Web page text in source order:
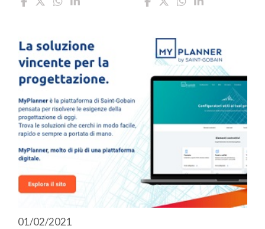
01/02/2021